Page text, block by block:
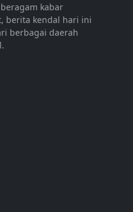
kabar
berita kendal hari ini
berbagai daerah